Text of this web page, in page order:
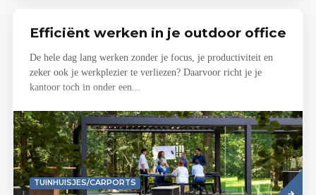
Efficiënt werken in je outdoor office
De hele dag lang werken zonder je focus, je productiviteit en
zeker ook je werkplezier te verliezen? Daarvoor richt je je
kantoor toch in onder een...
TUINHUISJES/CARPORTS
Read
more